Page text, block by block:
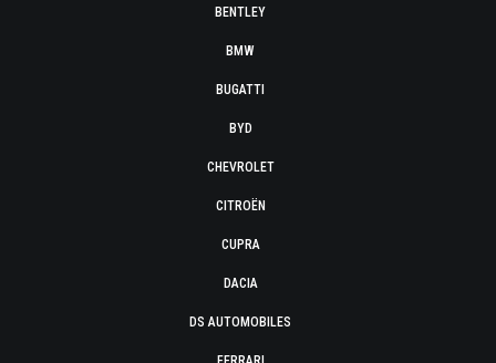
BENTLEY
BMW
BUGATTI
BYD
CHEVROLET
CITROËN
CUPRA
DACIA
DS AUTOMOBILES